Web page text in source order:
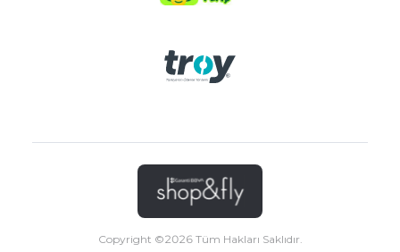
Copyright ©2026Tüm Hakları Saklıdır.